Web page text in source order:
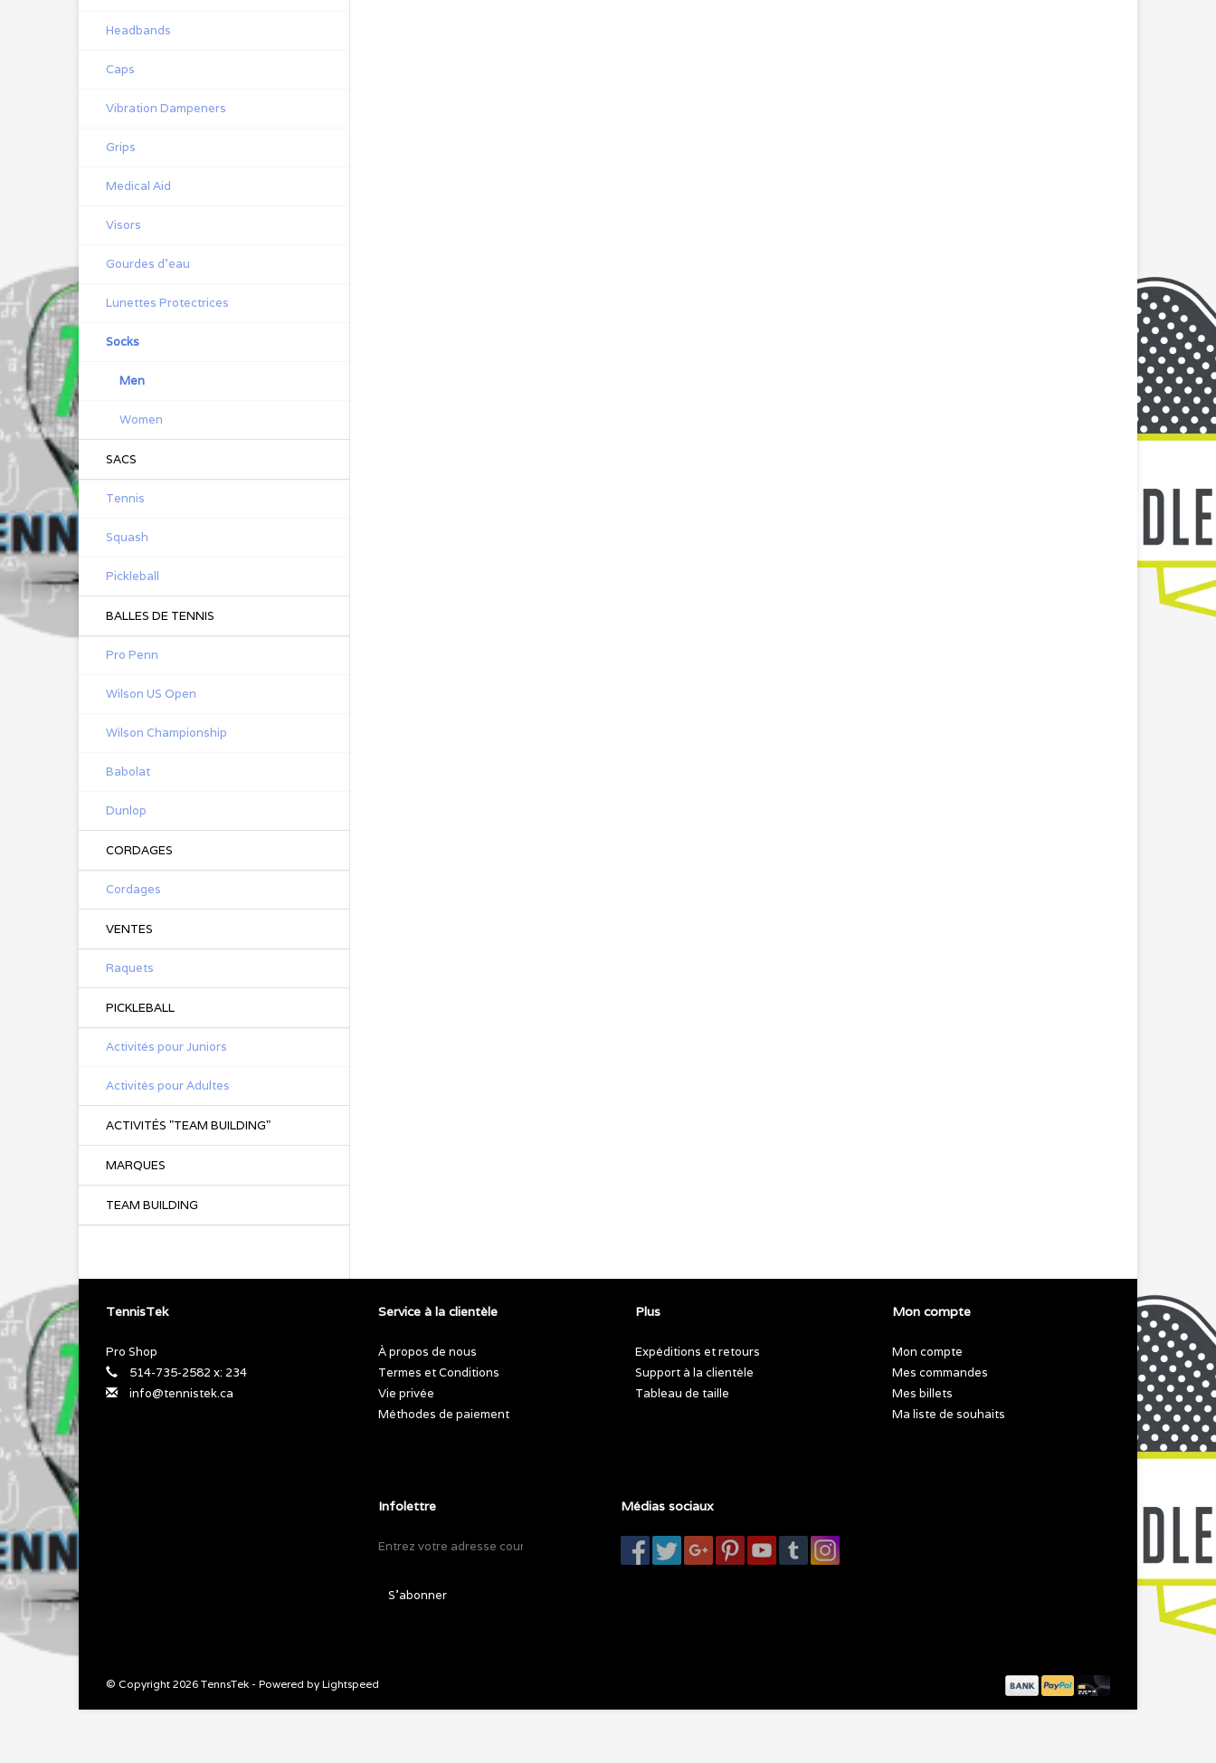
Headbands
Caps
Vibration Dampeners
Grips
Medical Aid
Visors
Gourdes d'eau
Lunettes Protectrices
Socks
Men
Women
SACS
Tennis
Squash
Pickleball
BALLES DE TENNIS
Pro Penn
Wilson US Open
Wilson Championship
Babolat
Dunlop
CORDAGES
Cordages
VENTES
Raquets
PICKLEBALL
Activités pour Juniors
Activités pour Adultes
ACTIVITÉS "TEAM BUILDING"
MARQUES
TEAM BUILDING
TennisTek
Pro Shop
514-735-2582 x: 234
info@tennistek.ca
Service à la clientèle
À propos de nous
Termes et Conditions
Vie privée
Méthodes de paiement
Plus
Expéditions et retours
Support à la clientèle
Tableau de taille
Mon compte
Mon compte
Mes commandes
Mes billets
Ma liste de souhaits
Infolettre
S'abonner
Médias sociaux
© Copyright 2026 TennsTek - Powered by Lightspeed